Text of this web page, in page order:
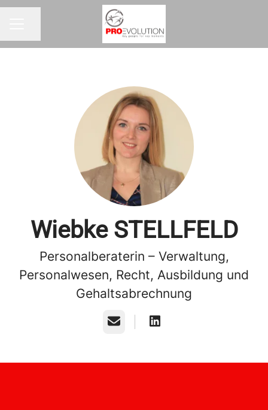
Wiebke STELLFELD
Personalberaterin – Verwaltung,
Personalwesen, Recht, Ausbildung und
Gehaltsabrechnung
E-Mail